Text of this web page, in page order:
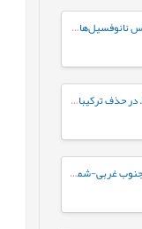
زیست‌چینه‌نگاری نهشته‌های کرتاسه براساس نانوفسیل‌های آهکی در برش کوهبنان (شمال غرب کرمان، حوضه رسوبی ایران مرکزی)
مقایسه عملکرد باکتری Methylorubrum sp. در حذف ترکیبات نفت خام به‌صورت آزاد و تثبیت‌شده: رویکردی بر پایه فعالیت آنزیم‌های کلیدی
تغییرات چینه‌شناسی عضو سیمره در روند جنوب غربی-شمال شرقی زیرزون ساختاری لرستان، حوضه زاگرس